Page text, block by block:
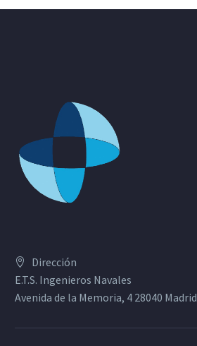
Dirección
E.T.S. Ingenieros Navales
Avenida de la Memoria, 4 28040 Madrid